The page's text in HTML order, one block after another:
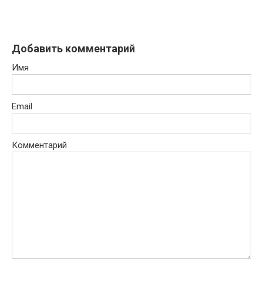
Добавить комментарий
Имя
Email
Комментарий